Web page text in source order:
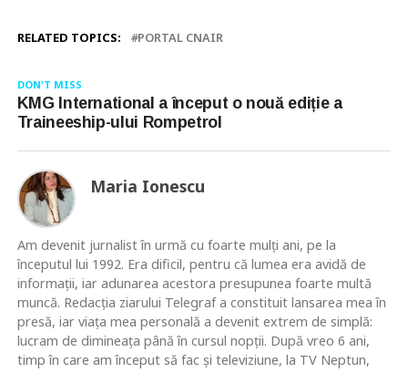
RELATED TOPICS: PORTAL CNAIR
DON'T MISS
KMG International a început o nouă ediție a
Traineeship-ului Rompetrol
Maria Ionescu
Am devenit jurnalist în urmă cu foarte mulţi ani, pe la
începutul lui 1992. Era dificil, pentru că lumea era avidă de
informaţii, iar adunarea acestora presupunea foarte multă
muncă. Redacţia ziarului Telegraf a constituit lansarea mea în
presă, iar viaţa mea personală a devenit extrem de simplă:
lucram de dimineaţa până în cursul nopţii. După vreo 6 ani,
timp în care am început să fac şi televiziune, la TV Neptun,